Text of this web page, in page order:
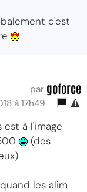
c'est
par goforce
à 17h49
à l'image
(des
les alim